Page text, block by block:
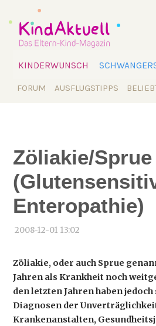
überspringen
KINDERWUNSCH
Navigation
FORUM AUSFLUGSTIPPS
Zöliakie/Sprue
Enteropathie)
2008-12-01 13:02
Zöliakie, oder auch Sprue
Jahren als Krankheit noch
den letzten Jahren haben jedoch
Diagnosen der
Krankenanstalten,